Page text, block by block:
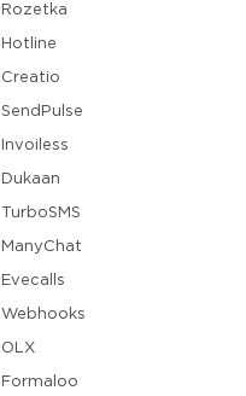
Rozetka
Hotline
Creatio
SendPulse
Invoiless
Dukaan
TurboSMS
ManyChat
Evecalls
Webhooks
OLX
Formaloo